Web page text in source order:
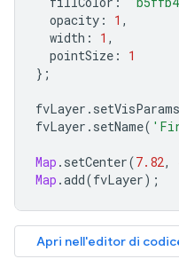
opacity : 1 ,
width : 1 ,
pointSize :
1
};
fvLayer . setVisParams
fvLayer . setName(
Map . setCenter(7.82,
Map .add(fvLayer);
Apri nell'editor di